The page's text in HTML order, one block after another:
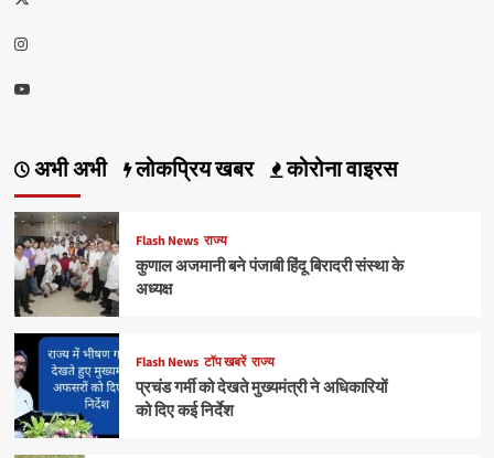
Instagram
Youtube
अभी अभी लोकप्रिय खबर कोरोना वाइरस
Flash News राज्य
कुणाल अजमानी बने पंजाबी हिंदू बिरादरी संस्था के
अध्यक्ष
Flash News टॉप खबरें राज्य
प्रचंड गर्मी को देखते मुख्यमंत्री ने अधिकारियों
को दिए कई निर्देश